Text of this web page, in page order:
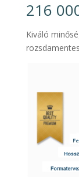
216
Kiváló